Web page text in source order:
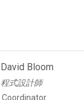
David Bloom
程式設計師
Coordinator